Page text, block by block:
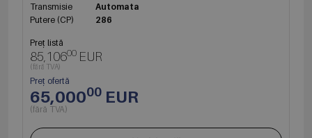
Transmisie
Automata
Putere (CP)
286
Preț listă
85,10600 EUR
(fără TVA)
Preț ofertă
65,00000 EUR
(fără TVA)